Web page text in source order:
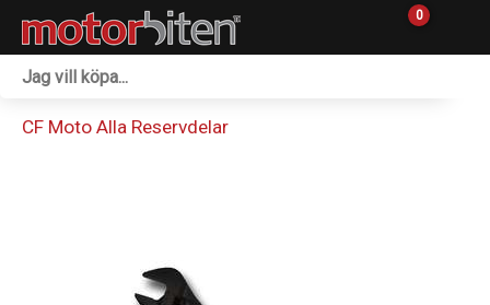
0
CF Moto Alla Reservdelar